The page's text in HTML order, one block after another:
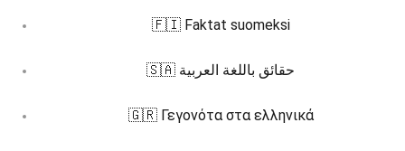
🇫🇮 Faktat suomeksi
🇸🇦 حقائق باللغة العربية
🇬🇷 Γεγονότα στα ελληνικά